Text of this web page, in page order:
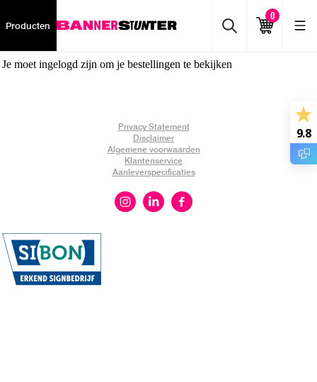
Producten
0
Je moet ingelogd zijn om je bestellingen te bekijken
Privacy Statement
Disclaimer
Algemene voorwaarden
Klantenservice
Aanleverspecificaties
9.8